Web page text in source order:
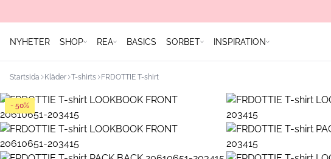
NYHETER SHOP REA BASICS SORBET INSPIRATION
Startsida Kläder T-shirts FRDOTTIE T-shirt
- 50%